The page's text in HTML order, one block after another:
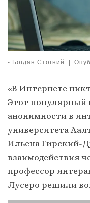
- Богдан Стогний |
«В Интернете
Этот популярный
анонимности в
университета
Ильена Гирский-
взаимодействия
профессор
Лусеро решили